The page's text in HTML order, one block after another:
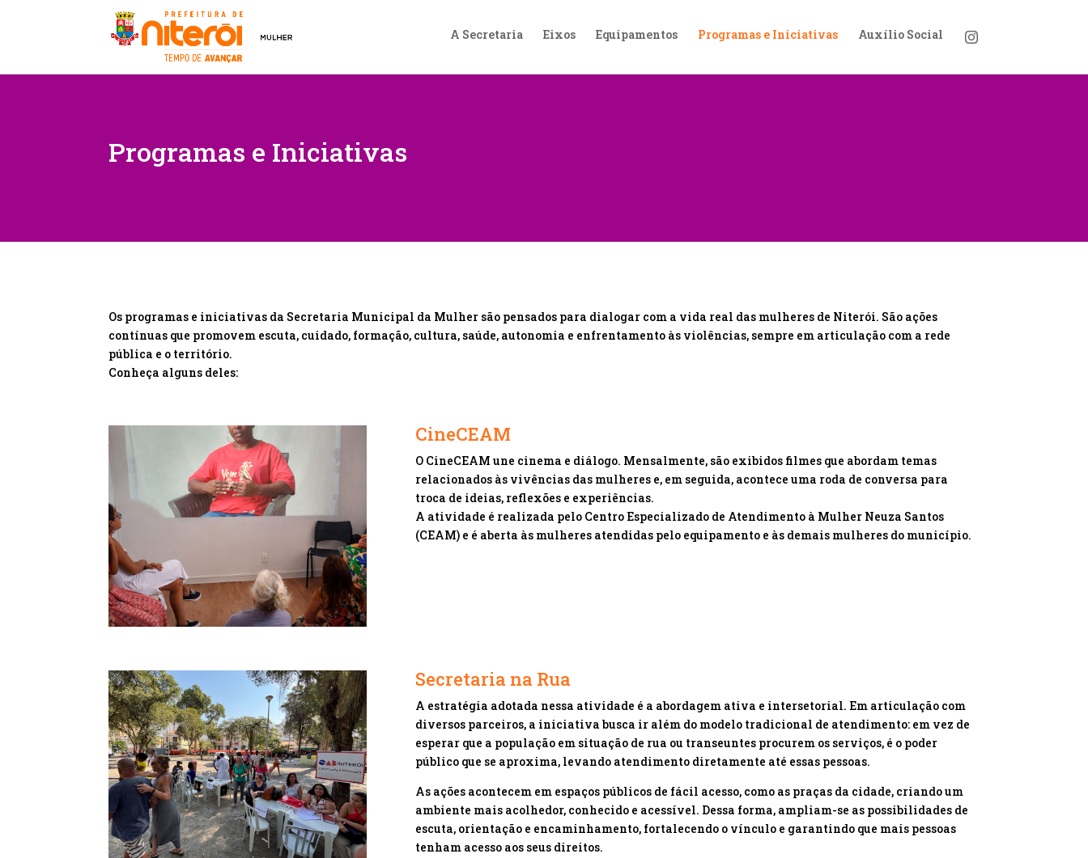
A Secretaria Eixos Equipamentos Programas e Iniciativas Auxílio Social
Programas e Iniciativas
Os programas e iniciativas da Secretaria Municipal da Mulher são pensados para dialogar com a vida real das mulheres de Niterói. São ações
contínuas que promovem escuta, cuidado, formação, cultura, saúde, autonomia e enfrentamento às violências, sempre em articulação com a rede
pública e o território.
Conheça alguns deles:
CineCEAM
O CineCEAM une cinema e diálogo. Mensalmente, são exibidos filmes que abordam temas
relacionados às vivências das mulheres e, em seguida, acontece uma roda de conversa para
troca de ideias, reflexões e experiências.
A atividade é realizada pelo Centro Especializado de Atendimento à Mulher Neuza Santos
(CEAM) e é aberta às mulheres atendidas pelo equipamento e às demais mulheres do município.
Secretaria na Rua
A estratégia adotada nessa atividade é a abordagem ativa e intersetorial. Em articulação com
diversos parceiros, a iniciativa busca ir além do modelo tradicional de atendimento: em vez de
esperar que a população em situação de rua ou transeuntes procurem os serviços, é o poder
público que se aproxima, levando atendimento diretamente até essas pessoas.
As ações acontecem em espaços públicos de fácil acesso, como as praças da cidade, criando um
ambiente mais acolhedor, conhecido e acessível. Dessa forma, ampliam-se as possibilidades de
escuta, orientação e encaminhamento, fortalecendo o vínculo e garantindo que mais pessoas
tenham acesso aos seus direitos.